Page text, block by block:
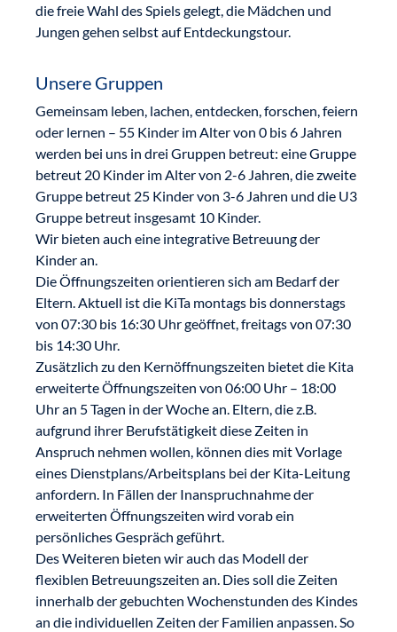
die freie Wahl des Spiels gelegt, die Mädchen und
Jungen gehen selbst auf Entdeckungstour.
Unsere Gruppen
Gemeinsam leben, lachen, entdecken, forschen, feiern
oder lernen – 55 Kinder im Alter von 0 bis 6 Jahren
werden bei uns in drei Gruppen betreut: eine Gruppe
betreut 20 Kinder im Alter von 2-6 Jahren, die zweite
Gruppe betreut 25 Kinder von 3-6 Jahren und die U3
Gruppe betreut insgesamt 10 Kinder.
Wir bieten auch eine integrative Betreuung der
Kinder an.
Die Öffnungszeiten orientieren sich am Bedarf der
Eltern. Aktuell ist die KiTa montags bis donnerstags
von 07:30 bis 16:30 Uhr geöffnet, freitags von 07:30
bis 14:30 Uhr.
Zusätzlich zu den Kernöffnungszeiten bietet die Kita
erweiterte Öffnungszeiten von 06:00 Uhr – 18:00
Uhr an 5 Tagen in der Woche an. Eltern, die z.B.
aufgrund ihrer Berufstätigkeit diese Zeiten in
Anspruch nehmen wollen, können dies mit Vorlage
eines Dienstplans/Arbeitsplans bei der Kita-Leitung
anfordern. In Fällen der Inanspruchnahme der
erweiterten Öffnungszeiten wird vorab ein
persönliches Gespräch geführt.
Des Weiteren bieten wir auch das Modell der
flexiblen Betreuungszeiten an. Dies soll die Zeiten
innerhalb der gebuchten Wochenstunden des Kindes
an die individuellen Zeiten der Familien anpassen. So